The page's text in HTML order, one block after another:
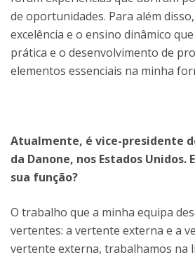
de oportunidades. Para além
excelência e o ensino dinâmico
prática e o desenvolvimento de
elementos essenciais na minha
Atualmente, é vice-presidente
da Danone, nos Estados Unidos.
sua função?
O trabalho que a minha equipa
vertentes: a vertente externa e a
vertente externa, trabalhamos na